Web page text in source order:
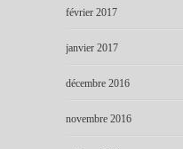
février 2017
janvier 2017
décembre 2016
novembre 2016